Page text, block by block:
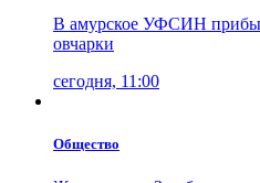
В амурское УФСИН
овчарки
сегодня, 11:00
Общество